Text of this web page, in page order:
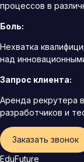
процессов в
Боль:
Нехватка
над
Запрос клиента:
Аренда рекрутера
разработчиков и
Заказать звонок
EduFuture